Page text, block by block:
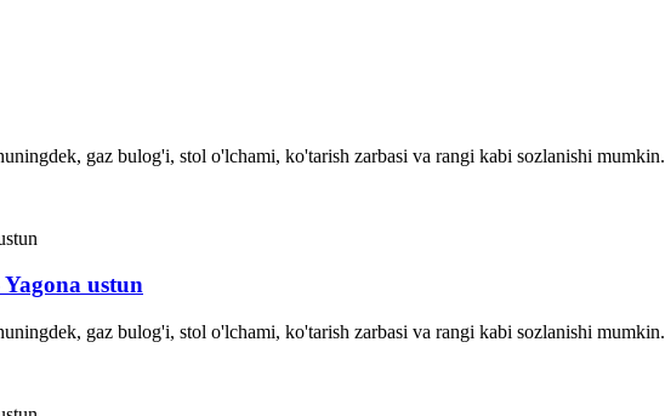
gaz bulog'i, stol o'lchami, ko'tarish zarbasi va rangi kabi sozlanishi mumkin.
ustun
gaz bulog'i, stol o'lchami, ko'tarish zarbasi va rangi kabi sozlanishi mumkin.